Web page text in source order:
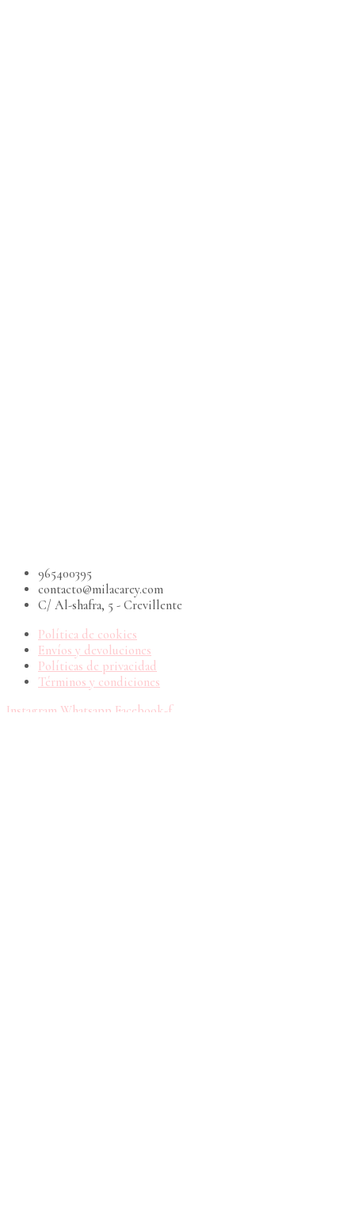
965400395
contacto@milacarey.com
C/ Al-shafra, 5 - Crevillente
Política de cookies
Envíos y devoluciones
Políticas de privacidad
Términos y condiciones
Instagram Whatsapp Facebook-f